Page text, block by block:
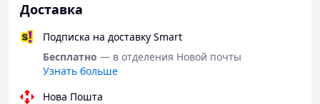
Доставка
Подписка на доставку Smart
Бесплатно — в отделения Новой почты
Узнать больше
Нова Пошта